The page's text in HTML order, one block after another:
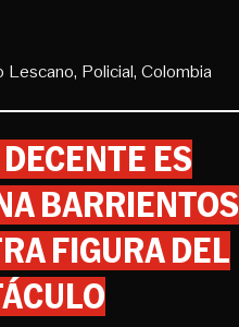
Lescano Policial Colombia
ES
BARRIENTOS
FIGURA DEL